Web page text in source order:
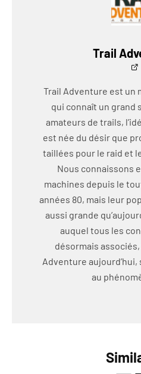
Trail
Trail Adventure est un
qui connaît un grand
amateurs de trails,
est née du désir que
taillées pour le raid et
Nous connaissons
machines depuis le
années 80, mais leur
aussi grande
auquel tous les
désormais
Adventure
au